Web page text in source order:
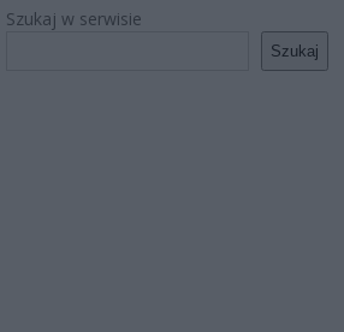
Szukaj w serwisie
Szukaj